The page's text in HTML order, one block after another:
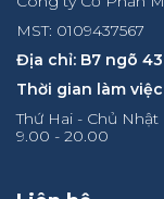
MST: 0109437567
Địa chỉ: B7 ngõ
Thời gian làm việc
Thứ Hai - Chủ Nhật
9.00 - 20.00